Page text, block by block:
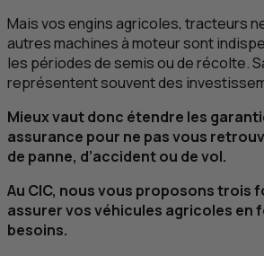
Mais vos engins agricoles, tracteurs
autres machines à moteur sont
les périodes de semis ou de récolte.
représentent souvent des
Mieux vaut donc étendre les
assurance pour ne pas vous
de panne, d’accident ou de vol.
Au CIC, nous vous proposons trois
assurer vos véhicules agricoles en
besoins.